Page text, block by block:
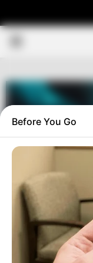
MENU
Before You Go